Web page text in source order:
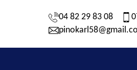
04 82 29 83 08